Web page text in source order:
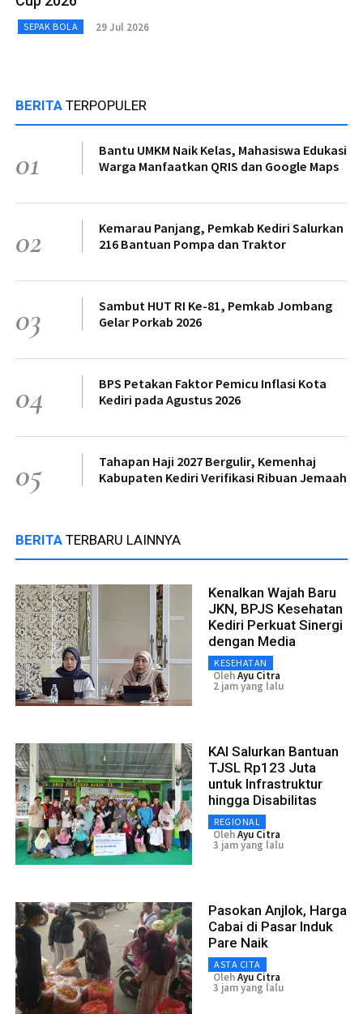
SEPAK BOLA 29 Jul 2026
BERITA TERPOPULER
01
Bantu UMKM Naik Kelas, Mahasiswa Edukasi
Warga Manfaatkan QRIS dan Google Maps
02
Kemarau Panjang, Pemkab Kediri Salurkan
216 Bantuan Pompa dan Traktor
03
Sambut HUT RI Ke-81, Pemkab Jombang
Gelar Porkab 2026
04
BPS Petakan Faktor Pemicu Inflasi Kota
Kediri pada Agustus 2026
05
Tahapan Haji 2027 Bergulir, Kemenhaj
Kabupaten Kediri Verifikasi Ribuan Jemaah
BERITA TERBARU LAINNYA
Kenalkan Wajah Baru
JKN, BPJS Kesehatan
Kediri Perkuat Sinergi
dengan Media
KESEHATAN
OlehAyu Citra
2 jam yang lalu
KAI Salurkan Bantuan
TJSL Rp123 Juta
untuk Infrastruktur
hingga Disabilitas
REGIONAL
OlehAyu Citra
3 jam yang lalu
Pasokan Anjlok, Harga
Cabai di Pasar Induk
Pare Naik
ASTA CITA
OlehAyu Citra
3 jam yang lalu